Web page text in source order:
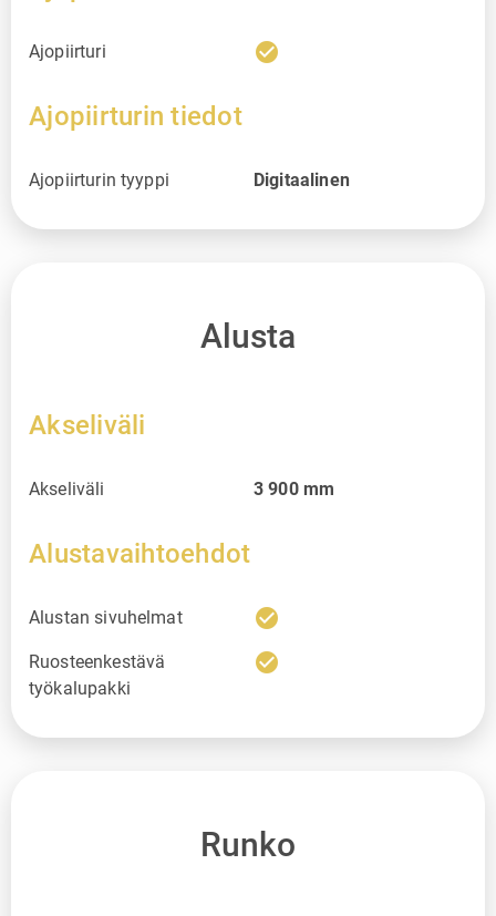
Ajopiirturi check_circle
Ajopiirturin tiedot
Ajopiirturin tyyppi Digitaalinen
Alusta
Akseliväli
Akseliväli 3 900 mm
Alustavaihtoehdot
Alustan sivuhelmat check_circle
Ruosteenkestävä
työkalupakki
check_circle
Runko